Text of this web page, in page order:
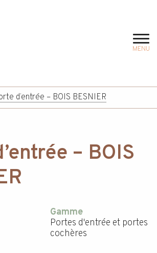
MENU
d’entrée – BOIS BESNIER
– BOIS
Gamme
Portes d'entrée et portes
cochères